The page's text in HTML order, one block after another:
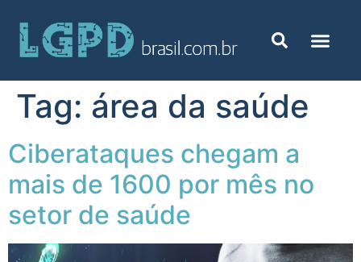
Tag: área da saúde
Ciberataques chegam a
mais de 1600 por mês no
setor de saúde